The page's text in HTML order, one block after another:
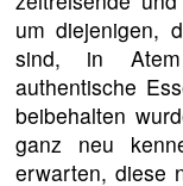
um diejenigen,
sind, in
authentische
beibehalten
ganz neu
erwarten, diese